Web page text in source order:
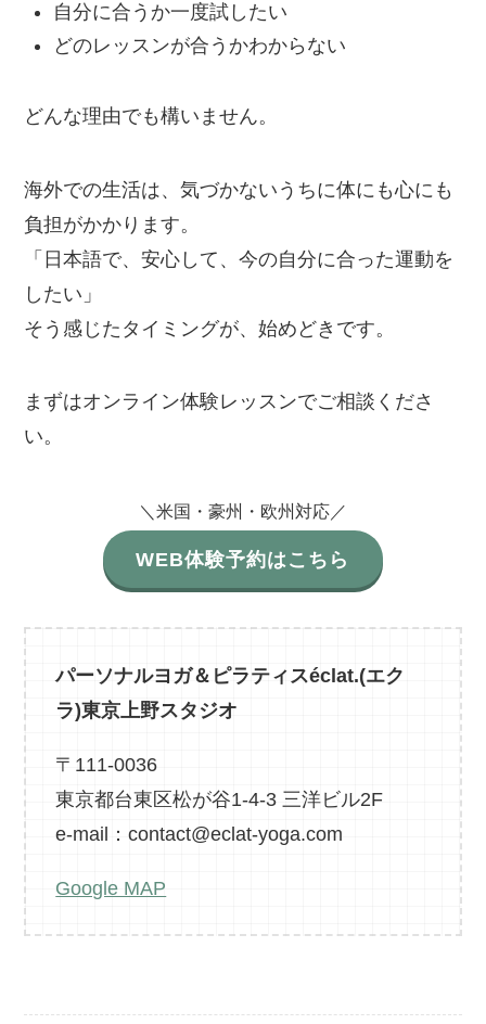
自分に合うか一度試したい
どのレッスンが合うかわからない
どんな理由でも構いません。
海外での生活は、気づかないうちに体にも心にも
負担がかかります。
「日本語で、安心して、今の自分に合った運動を
したい」
そう感じたタイミングが、始めどきです。
まずはオンライン体験レッスンでご相談くださ
い。
＼米国・豪州・欧州対応／
WEB体験予約はこちら
パーソナルヨガ＆ピラティスéclat.(エク
ラ)東京上野スタジオ
〒111-0036
東京都台東区松が谷1-4-3 三洋ビル2F
e-mail：contact@eclat-yoga.com
Google MAP